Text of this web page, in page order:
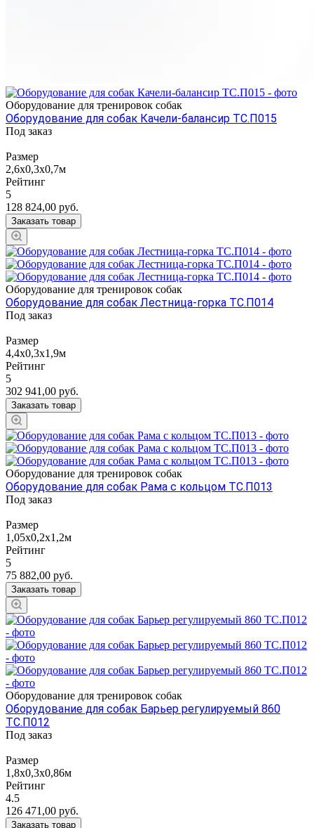
Оборудование для тренировок собак
Оборудование для собак Качели-балансир ТС.П015
Под заказ
Размер
2,6х0,3х0,7м
Рейтинг
5
128 824,00 руб.
Заказать товар
Оборудование для тренировок собак
Оборудование для собак Лестница-горка ТС.П014
Под заказ
Размер
4,4х0,3х1,9м
Рейтинг
5
302 941,00 руб.
Заказать товар
Оборудование для тренировок собак
Оборудование для собак Рама с кольцом ТС.П013
Под заказ
Размер
1,05х0,2х1,2м
Рейтинг
5
75 882,00 руб.
Заказать товар
Оборудование для тренировок собак
Оборудование для собак Барьер регулируемый 860
ТС.П012
Под заказ
Размер
1,8х0,3х0,86м
Рейтинг
4.5
126 471,00 руб.
Заказать товар